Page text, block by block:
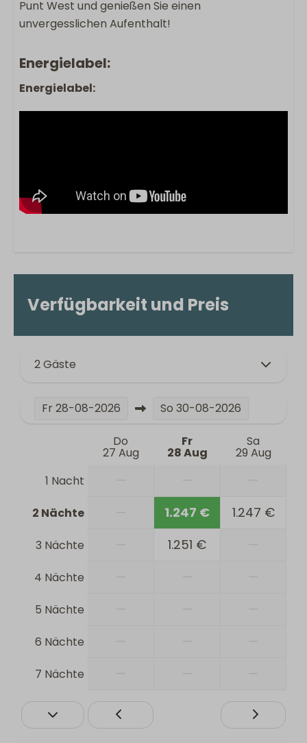
Punt West und genießen Sie einen
unvergesslichen Aufenthalt!
Energielabel:
Energielabel:
Verfügbarkeit und Preis
2 Gäste
Fr 28-08-2026 So 30-08-2026
Do
27 Aug
Fr
28 Aug
Sa
29 Aug
1 Nacht
2 Nächte 1.247 € 1.247 €
3 Nächte 1.251 €
4 Nächte
5 Nächte
6 Nächte
7 Nächte